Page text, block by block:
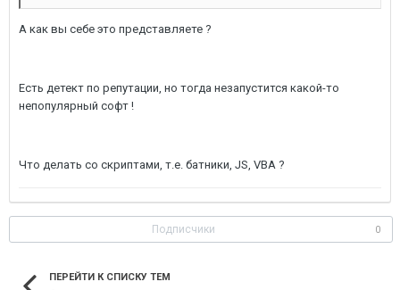
А как вы себе это представляете ?
Есть детект по репутации, но тогда незапустится какой-то
непопулярный софт !
Что делать со скриптами, т.е. батники, JS, VBA ?
Подписчики 0
ПЕРЕЙТИ К СПИСКУ ТЕМ